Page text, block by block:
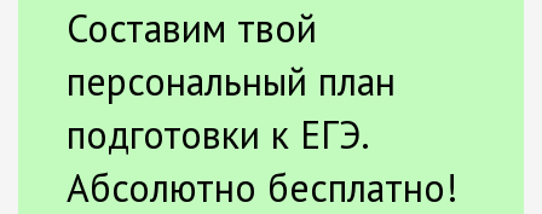
Составим твой
персональный план
подготовки к ЕГЭ.
Абсолютно бесплатно!